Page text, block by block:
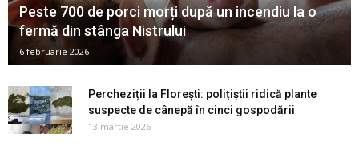
Peste 700 de porci morți după un incendiu la o
fermă din stânga Nistrului
6 februarie 2026
Percheziții la Florești: polițiștii ridică plante
suspecte de cânepă în cinci gospodării
13 martie 2026